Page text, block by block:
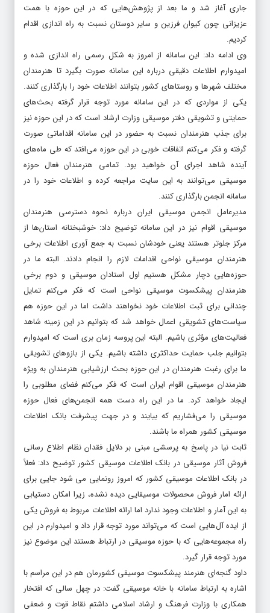
جاری آغاز شد و ما بعد از پژوهش‌هایی که در این حوزه با همت
عزیزانی چون کیوان فرزین و سایر دوستان نسبت به راه اندازی اقدام
کردیم.
وی ادامه داد: این سامانه از امروز به شکل رسمی راه اندازی شده و
امیدوارم اطلاعات دقیقی درباره این سامانه صورت بگیرد تا هنرمندان
مختلف شهرها و روستاهای کشور بتوانند اطلاعات خود را بارگذاری کنند.
یکی از مواردی که در این سامانه مورد توجه قرار گرفته بحث‌های
حمایتی و تشویقی دفتر موسیقی وزارت ارشاد است که در این حوزه نیز
برای جذب هنرمندان نسبت به حضور در این سامانه اقداماتی صورت
گرفته و فکر می‌کنم اتفاقات خوبی در این حوزه می‌افتد که طی ماه‌های
آینده شاهد اجرای آن خواهید بود. تمامی هنرمندان فعال حوزه
موسیقی می‌توانند به این سایت مراجعه کرده و اطلاعات خود را در
سامانه انجمن بارگذاری کنند.
مدیرعامل انجمن موسیقی ایران درباره نحوه دسترسی هنرمندان
موسیقی اقوام نیز در این سامانه توضیح داد: خوشبختانه استان‌ها از
مرکز جلوتر هستند یعنی خودشان نسبت به جمع آوری اطلاعات برخی
هنرمندان موسیقی نواحی اقدامات لازم را انجام دادند. البته ما در
حوزه‌هایی دچار مشکل هستیم اول استادان موسیقی و دوم برخی
هنرمندان پیشکسوت موسیقی نواحی است که فکر می‌کنم تمایل
چندانی برای ثبت اطلاعات خود نخواهند داشت اما در این حوزه هم
سیاست‌های تشویقی اعمال خواهد شد که بتوانیم در این زمینه شاهد
فعالیت‌های مؤثری باشیم. البته این پروسه زمان بری است که امیدوارم
بتوانیم جلب حمایت حداکثری داشته باشیم. یکی از بازوهای تشویقی
ما برای رغبت هنرمندان در این حوزه بحث ارزشیابی هنرمندان به ویژه
هنرمندان موسیقی اقوام ایران است که فکر می‌کنم فضای مطلوبی را
ایجاد خواهد کرد. ما در این راه دست همه انجمن‌های فعال حوزه
موسیقی را می‌فشاریم که بیایند و در جهت پیشرفت بانک اطلاعات
موسیقی کشور همراه ما باشند.
ثابت نیا در پاسخ به پرسشی مبنی بر دلایل فقدان نظام اطلاع رسانی
فروش آثار موسیقی در بانک اطلاعات موسیقی کشور توضیح داد: فعلاً
در بانک اطلاعات موسیقی کشور که امروز رونمایی می شود جایی برای
ارائه امار فروش محصولات موسیقایی دیده نشده، زیرا امکان دستیابی
به این آمار و اطلاعات وجود ندارد اما ارائه اطلاعات مربوط به فروش یکی
از ایده آل‌هایی است که می‌تواند مورد توجه قرار داد و امیدوارم در این
راه مجموعه‌هایی که با حوزه موسیقی در ارتباط هستند این موضوع نیز
مورد توجه قرار گیرد.
داود گنجه‌ای هنرمند پیشکسوت موسیقی کشورمان هم در این مراسم با
اشاره به ارتباط سامانه با خانه موسیقی گفت: در چهل سالی که افتخار
همکاری با وزارت فرهنگ و ارشاد اسلامی داشتم نقاط قوت و ضعفی